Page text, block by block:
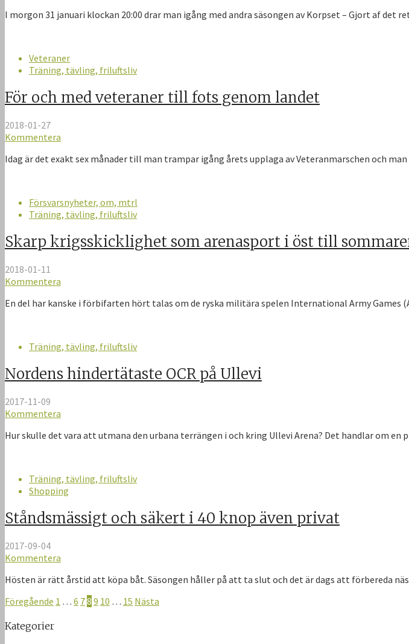
I morgon 31 januari klockan 20:00 drar man igång med andra säsongen av Korpset – Gjort af det
Veteraner
Träning, tävling, friluftsliv
För och med veteraner till fots genom landet
2018-01-27
Kommentera
Idag är det exakt sex månader till man trampar igång årets upplaga av Veteranmarschen och
Försvarsnyheter, om, mtrl
Träning, tävling, friluftsliv
Skarp krigsskicklighet som arenasport i öst till
2018-01-11
Kommentera
En del har kanske i förbifarten hört talas om de ryska militära spelen International Army Games
Träning, tävling, friluftsliv
Nordens hindertätaste OCR på Ullevi
2017-11-09
Kommentera
Hur skulle det vara att utmana den urbana terrängen i och kring Ullevi Arena? Det handlar om
Träning, tävling, friluftsliv
Shopping
Ståndsmässigt och säkert i 40 knop även privat
2017-09-04
Kommentera
Hösten är rätt årstid att köpa båt. Säsongen håller på att ta slut och det är dags att förbereda
Föregående 1 … 6 78 9 10 … 15 Nästa
Kategorier